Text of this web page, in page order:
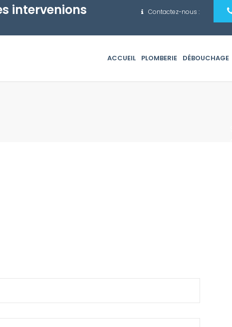
intervenions
Contactez-nous :
ACCUEIL PLOMBERIE DÉBOUCHAGE